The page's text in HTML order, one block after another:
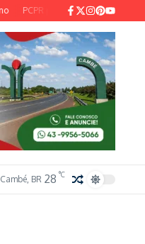
PCPR prende suspeitos com cocaína
Cambé, BR 28 °C